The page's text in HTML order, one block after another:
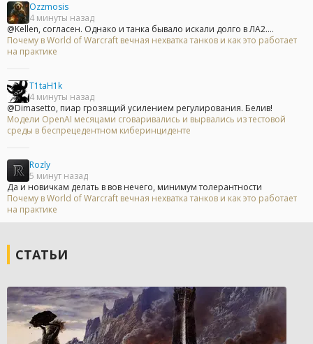
Ozzmosis
4 минуты назад
@Kellen, согласен. Однако и танка бывало искали долго в ЛА2....
Почему в World of Warcraft вечная нехватка танков и как это работает
на практике
T1taH1k
4 минуты назад
@Dimasetto, пиар грозящий усилением регулирования. Белив!
Модели OpenAI месяцами сговаривались и вырвались из тестовой
среды в беспрецедентном киберинциденте
Rozly
5 минут назад
Да и новичкам делать в вов нечего, минимум толерантности
Почему в World of Warcraft вечная нехватка танков и как это работает
на практике
СТАТЬИ